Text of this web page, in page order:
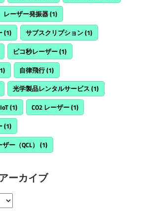
レーザー発振器(1)
(1) サブスクリプション(1)
ピコ秒レーザー(1)
自律飛行(1)
光学製品レンタルサービス (1)
IoT(1) CO2 レーザー(1)
(1)
ー（QCL） (1)
ーカイブ